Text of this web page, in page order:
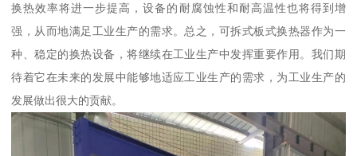
换热效率将进一步提高，设备的耐腐蚀性和耐高温性也将得到增
强，从而地满足工业生产的需求。总之，可拆式板式换热器作为一
种、稳定的换热设备，将继续在工业生产中发挥重要作用。我们期
待着它在未来的发展中能够地适应工业生产的需求，为工业生产的
发展做出很大的贡献。